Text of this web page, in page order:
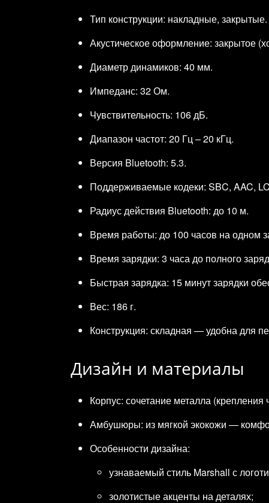
Тип конструкции: накладные, закрытые.
Акустическое оформление: закрытое
Диаметр динамиков: 40 мм.
Импеданс: 32 Ом.
Чувствительность: 106 дБ.
Диапазон частот: 20 Гц – 20 кГц.
Версия Bluetooth: 5.3.
Поддерживаемые кодеки: SBC, AAC,
Радиус действия Bluetooth: до 10 м.
Время работы: до 100 часов на одном
Время зарядки: 3 часа до полного
Быстрая зарядка: 15 минут зарядки
Вес: 186 г.
Конструкция: складная — удобна для
Дизайн и материалы
Корпус: сочетание металла
Амбушюры: из мягкой экокожи —
Особенности дизайна:
узнаваемый стиль Marshall с
золотистые акценты на деталях;